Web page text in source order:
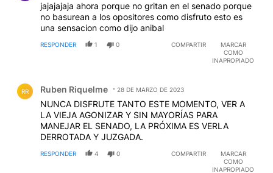
jajajajaja ahora porque no gritan en el senado porque
no basurean a los opositores como disfruto esto es
una sensacion como dijo anibal
RESPONDER 1 0 COMPARTIR
MARCAR
COMO
INAPROPIADO
RR Ruben Riquelme 28 DE MARZO DE 2023
NUNCA DISFRUTE TANTO ESTE MOMENTO, VER A
LA VIEJA AGONIZAR Y SIN MAYORÍAS PARA
MANEJAR EL SENADO, LA PRÓXIMA ES VERLA
DERROTADA Y JUZGADA.
RESPONDER 4 0 COMPARTIR
MARCAR
COMO
INAPROPIADO